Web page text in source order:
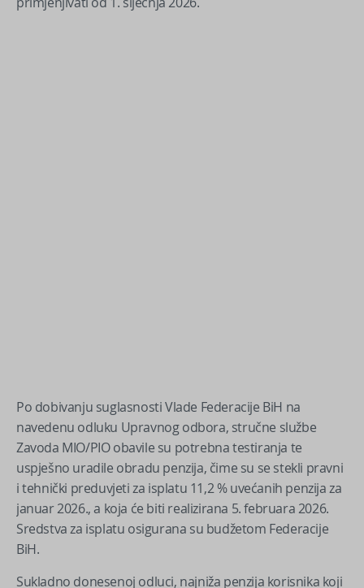
Po dobivanju suglasnosti Vlade Federacije BiH na
navedenu odluku Upravnog odbora, stručne službe
Zavoda MIO/PIO obavile su potrebna testiranja te
uspješno uradile obradu penzija, čime su se stekli pravni
i tehnički preduvjeti za isplatu 11,2 % uvećanih penzija za
januar 2026., a koja će biti realizirana 5. februara 2026.
Sredstva za isplatu osigurana su budžetom Federacije
BiH.
Sukladno donesenoj odluci, najniža penzija korisnika koji